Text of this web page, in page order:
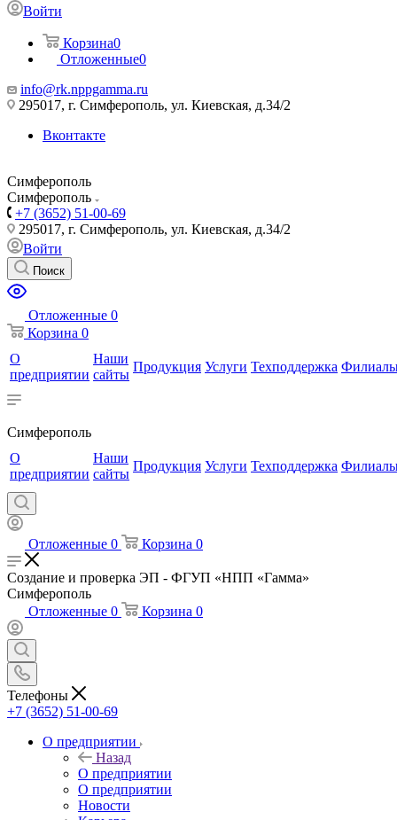
Войти
Корзина0
Отложенные0
info@rk.nppgamma.ru
295017, г. Симферополь, ул. Киевская, д.34/2
Вконтакте
Симферополь
Симферополь
+7 (3652) 51-00-69
295017, г. Симферополь, ул. Киевская, д.34/2
Войти
Поиск
Отложенные 0
Корзина 0
О
предприятии
Наши
сайты
Продукция Услуги Техподдержка
Симферополь
О
предприятии
Наши
сайты
Продукция Услуги Техподдержка
Отложенные 0 Корзина 0
Создание и проверка ЭП - ФГУП «НПП «Гамма»
Симферополь
Отложенные 0 Корзина 0
Телефоны
+7 (3652) 51-00-69
О предприятии
Назад
О предприятии
О предприятии
Новости